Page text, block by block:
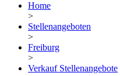
Home
>
Stellenangeboten
>
Freiburg
>
Verkauf Stellenangebote